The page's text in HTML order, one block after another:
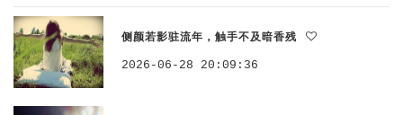
侧颜若影驻流年，触手不及暗香残
2026-06-28 20:09:36